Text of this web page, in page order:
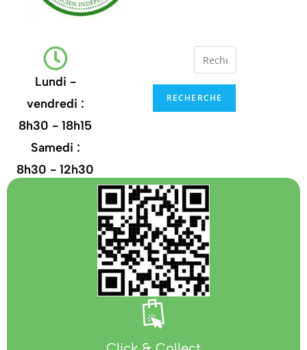
Lundi -
vendredi :
8h30 - 18h15
Samedi :
8h30 - 12h30
RECHERCHE